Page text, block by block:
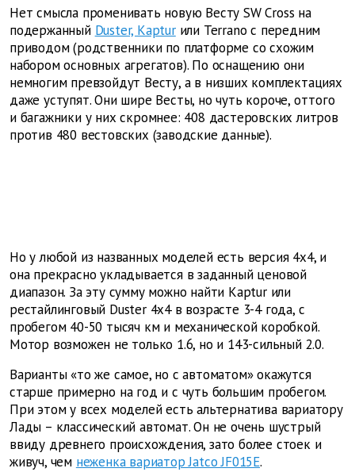
Нет смысла променивать новую Весту SW Cross на
подержанный Duster, Kapturили Terrano с передним
приводом (родственники по платформе со схожим
набором основных агрегатов). По оснащению они
немногим превзойдут Весту, а в низших комплектациях
даже уступят. Они шире Весты, но чуть короче, оттого
и багажники у них скромнее: 408 дастеровских литров
против 480 вестовских (заводские данные).
Но у любой из названных моделей есть версия 4х4, и
она прекрасно укладывается в заданный ценовой
диапазон. За эту сумму можно найти Kaptur или
рестайлинговый Duster 4х4 в возрасте 3-4 года, с
пробегом 40-50 тысяч км и механической коробкой.
Мотор возможен не только 1.6, но и 143-сильный 2.0.
Варианты «то же самое, но с автоматом» окажутся
старше примерно на год и с чуть большим пробегом.
При этом у всех моделей есть альтернатива вариатору
Лады – классический автомат. Он не очень шустрый
ввиду древнего происхождения, зато более стоек и
живуч, чем неженка вариатор Jatco JF015E.